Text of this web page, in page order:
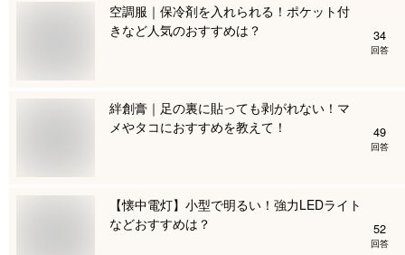
空調服｜保冷剤を入れられる！ポケット付
きなど人気のおすすめは？
34
回答
絆創膏｜足の裏に貼っても剥がれない！マ
メやタコにおすすめを教えて！
49
回答
【懐中電灯】小型で明るい！強力LEDライト
などおすすめは？
52
回答